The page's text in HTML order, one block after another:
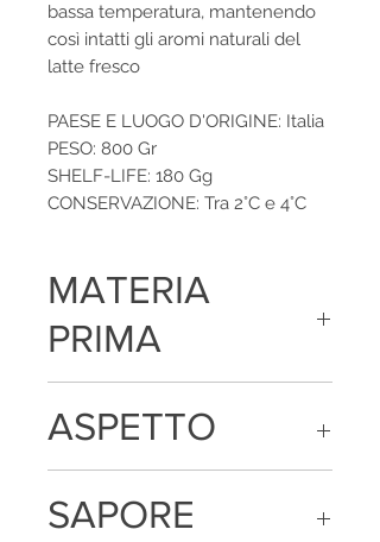
bassa temperatura, mantenendo
così intatti gli aromi naturali del
latte fresco
PAESE E LUOGO D'ORIGINE: Italia
PESO: 800 Gr
SHELF-LIFE: 180 Gg
CONSERVAZIONE: Tra 2°C e 4°C
MATERIA
PRIMA
fermenti lattici
ASPETTO
naturale. Struttura morbida, compatta e
a volte leggermente occhiata, di colore
SAPORE